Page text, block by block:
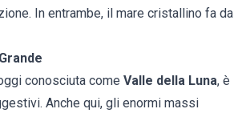
In entrambe, il mare cristallino fa da
conosciuta come Valle della Luna, è
Anche qui, gli enormi massi